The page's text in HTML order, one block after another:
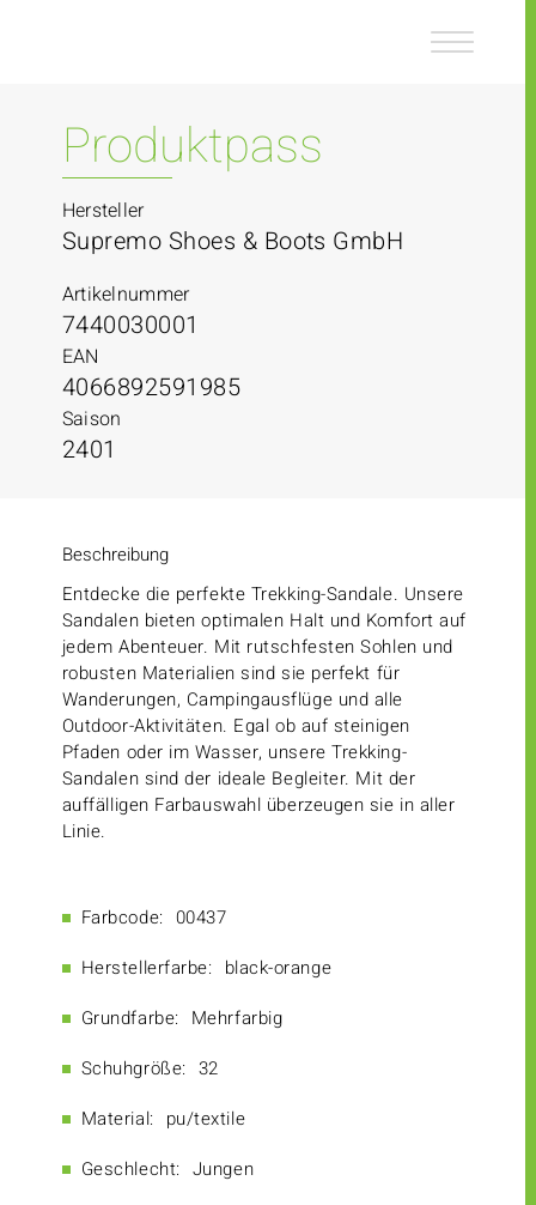
Produktpass
Hersteller
Supremo Shoes & Boots GmbH
Artikelnummer
7440030001
EAN
4066892591985
Saison
2401
Beschreibung
Entdecke die perfekte Trekking-Sandale. Unsere
Sandalen bieten optimalen Halt und Komfort auf
jedem Abenteuer. Mit rutschfesten Sohlen und
robusten Materialien sind sie perfekt für
Wanderungen, Campingausflüge und alle
Outdoor-Aktivitäten. Egal ob auf steinigen
Pfaden oder im Wasser, unsere Trekking-
Sandalen sind der ideale Begleiter. Mit der
auffälligen Farbauswahl überzeugen sie in aller
Linie.
Farbcode: 00437
Herstellerfarbe: black-orange
Grundfarbe: Mehrfarbig
Schuhgröße: 32
Material: pu/textile
Geschlecht: Jungen